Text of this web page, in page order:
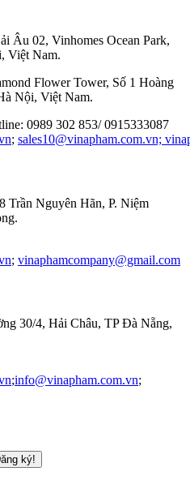
Âu 02, Vinhomes Ocean Park,
Việt Nam.
Flower Tower, Số 1 Hoàng
Nội, Việt Nam.
0989 302 853/ 0915333087
; sales10@vinapham.com.vn;
Trần Nguyên Hãn, P. Niệm
; vinaphamcompany@gmail.com
30/4, Hải Châu, TP Đà Nẵng,
;info@vinapham.com.vn;
ký!